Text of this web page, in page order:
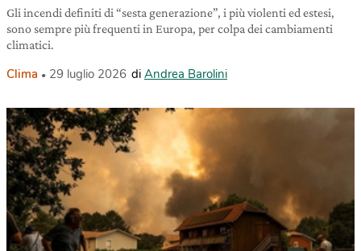
Gli incendi definiti di “sesta generazione”, i più violenti ed estesi,
sono sempre più frequenti in Europa, per colpa dei cambiamenti
climatici.
Clima 29 luglio 2026 di Andrea Barolini